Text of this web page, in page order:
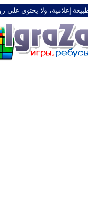
إعلامية، ولا يحتوي على